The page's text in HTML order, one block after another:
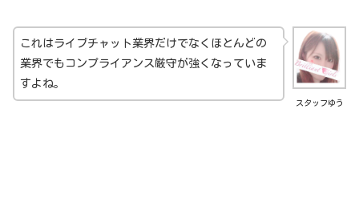
スタッフゆう
これはライブチャット業界だけでなくほとんどの
業界でもコンプライアンス厳守が強くなっていま
すよね。